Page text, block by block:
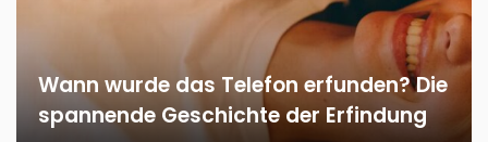
Wann wurde das Telefon erfunden? Die
spannende Geschichte der Erfindung